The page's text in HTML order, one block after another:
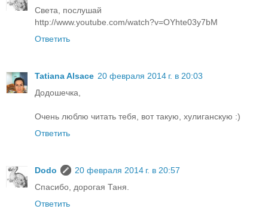
Света, послушай
http://www.youtube.com/watch?v=OYhte03y7bM
Ответить
Tatiana Alsace 20 февраля 2014 г. в 20:03
Додошечка,
Очень люблю читать тебя, вот такую, хулиганскую :)
Ответить
Dodo
20 февраля 2014 г. в 20:57
Спасибо, дорогая Таня.
Ответить